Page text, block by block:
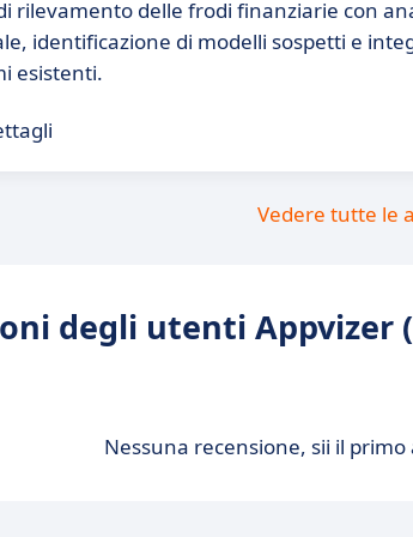
rilevamento delle frodi finanziarie con
identificazione di modelli sospetti e
esistenti.
Vedere tutte le
degli utenti Appvizer
Nessuna recensione, sii il